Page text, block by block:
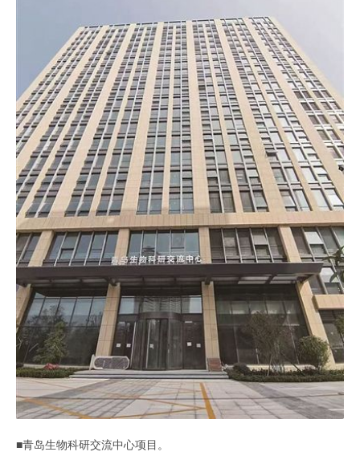
■青岛生物科研交流中心项目。